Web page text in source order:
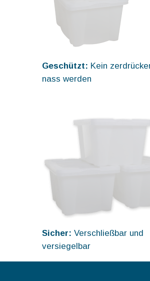
Geschützt: Kein
nass werden
Sicher: Verschließbar und
versiegelbar